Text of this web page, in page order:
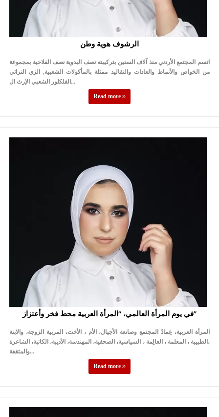
الرشوف هوية وطن
اتسم المجتمع الأردني منذ آلاف السنين بتركيبته نصف البدوية نصف الفلاحية بمجموعة
من الخواص والأنماط والعادات والتقاليد ممثلة بالمأكولات الشعبية, الزي التراثي
الفلكلور الشعبي الإرث ال...
Read more
في يوم المرأة العالمي، “المرأة العربية محط فخر وأعتزاز”
المرأة العربية، عِمادُ المجتمع وصانعة الأجيال، الأم ، الأخت، المربية الزوجة، والابنة
،الطبيبة ، المعلمة ، العالِمة ، السياسية، الصحفية، المهندسة، الأديبة، الكاتبة، الشاعرة
والمثقفة...
Read more